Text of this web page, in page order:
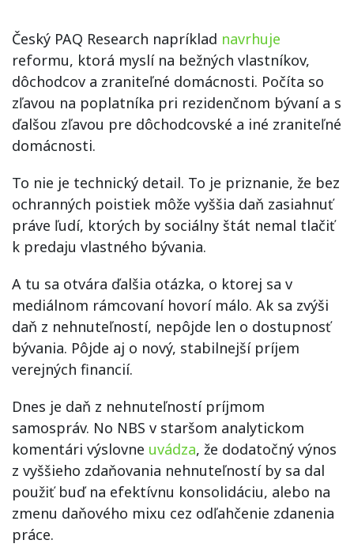
Český PAQ Research napríklad navrhuje
reformu, ktorá myslí na bežných vlastníkov,
dôchodcov a zraniteľné domácnosti. Počíta so
zľavou na poplatníka pri rezidenčnom bývaní a s
ďalšou zľavou pre dôchodcovské a iné zraniteľné
domácnosti.
To nie je technický detail. To je priznanie, že bez
ochranných poistiek môže vyššia daň zasiahnuť
práve ľudí, ktorých by sociálny štát nemal tlačiť
k predaju vlastného bývania.
A tu sa otvára ďalšia otázka, o ktorej sa v
mediálnom rámcovaní hovorí málo. Ak sa zvýši
daň z nehnuteľností, nepôjde len o dostupnosť
bývania. Pôjde aj o nový, stabilnejší príjem
verejných financií.
Dnes je daň z nehnuteľností príjmom
samospráv. No NBS v staršom analytickom
komentári výslovne uvádza, že dodatočný výnos
z vyššieho zdaňovania nehnuteľností by sa dal
použiť buď na efektívnu konsolidáciu, alebo na
zmenu daňového mixu cez odľahčenie zdanenia
práce.